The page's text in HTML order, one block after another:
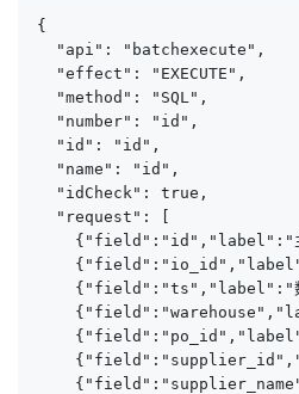
{
  "api": "batchexecute",
  "effect": "EXECUTE",
  "method": "SQL",
  "number": "id",
  "id": "id",
  "name": "id",
  "idCheck": true,
  "request": [